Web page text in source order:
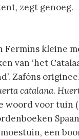
zegt genoeg.
Fermíns kleine
van ‘het
Zafóns
catalana.
woord voor tuin (
een